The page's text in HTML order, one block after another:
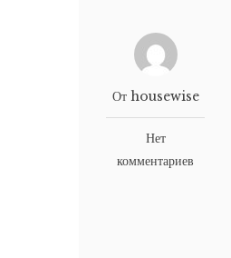
От housewise
Нет
комментариев